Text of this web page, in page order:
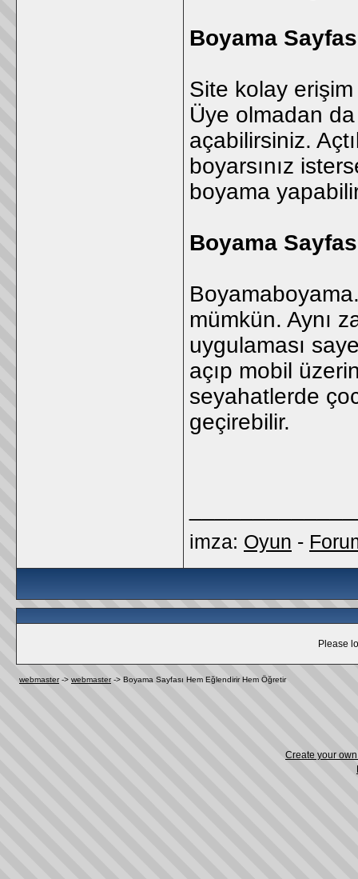
Boyama
Site kolay
Üye olmadan
açabilirsiniz.
boyarsınız
boyama
Boyama
mümkün. Aynı
uygulaması
açıp mobil
seyahatlerde
geçirebilir.
imza: Oyun -
Please
webmaster-> webmaster-> Boyama Sayfası Hem Eğlendirir Hem Öğretir
Create your